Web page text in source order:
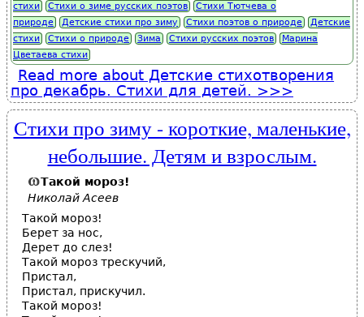
стихи
Стихи о зиме русских поэтов
Стихи Тютчева о
природе
Детские стихи про зиму Стихи поэтов о природе
Детские
стихи
Стихи о природе Зима Стихи русских поэтов
Марина
Цветаева стихи
Read more about Детские стихотворения
про декабрь. Стихи для детей.
Стихи про зиму - короткие, маленькие,
небольшие. Детям и взрослым.
Такой мороз!
Николай Асеев
Такой мороз!
Берет за нос,
Дерет до слез!
Такой мороз трескучий,
Пристал,
Пристал, прискучил.
Такой мороз!